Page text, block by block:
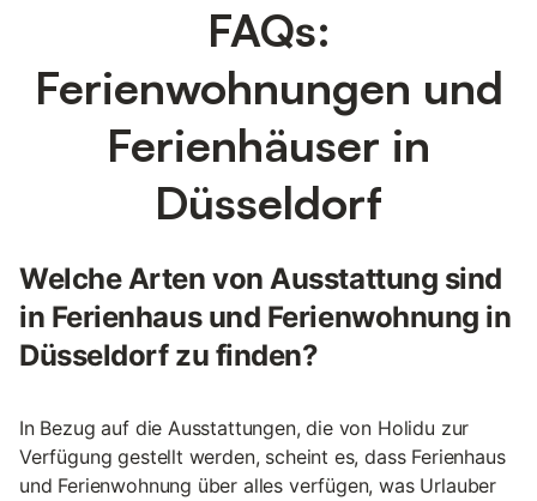
FAQs:
Ferienwohnungen und
Ferienhäuser in
Düsseldorf
Welche Arten von Ausstattung sind
in Ferienhaus und Ferienwohnung in
Düsseldorf zu finden?
In Bezug auf die Ausstattungen, die von Holidu zur
Verfügung gestellt werden, scheint es, dass Ferienhaus
und Ferienwohnung über alles verfügen, was Urlauber